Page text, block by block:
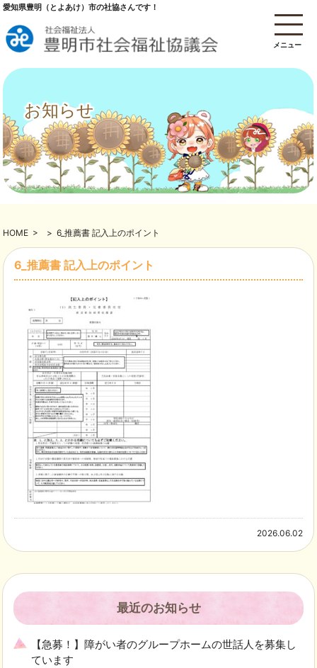
メニュー
愛知県豊明（とよあけ）市の社協さんです！
お知らせ
HOME > > 6_推薦書 記入上のポイント
6_推薦書 記入上のポイント
2026.06.02
最近のお知らせ
【急募！】障がい者のグループホームの世話人を募集し
ています